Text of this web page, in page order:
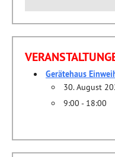
nach:
Gerätehaus
30. August
9:00 - 18:00